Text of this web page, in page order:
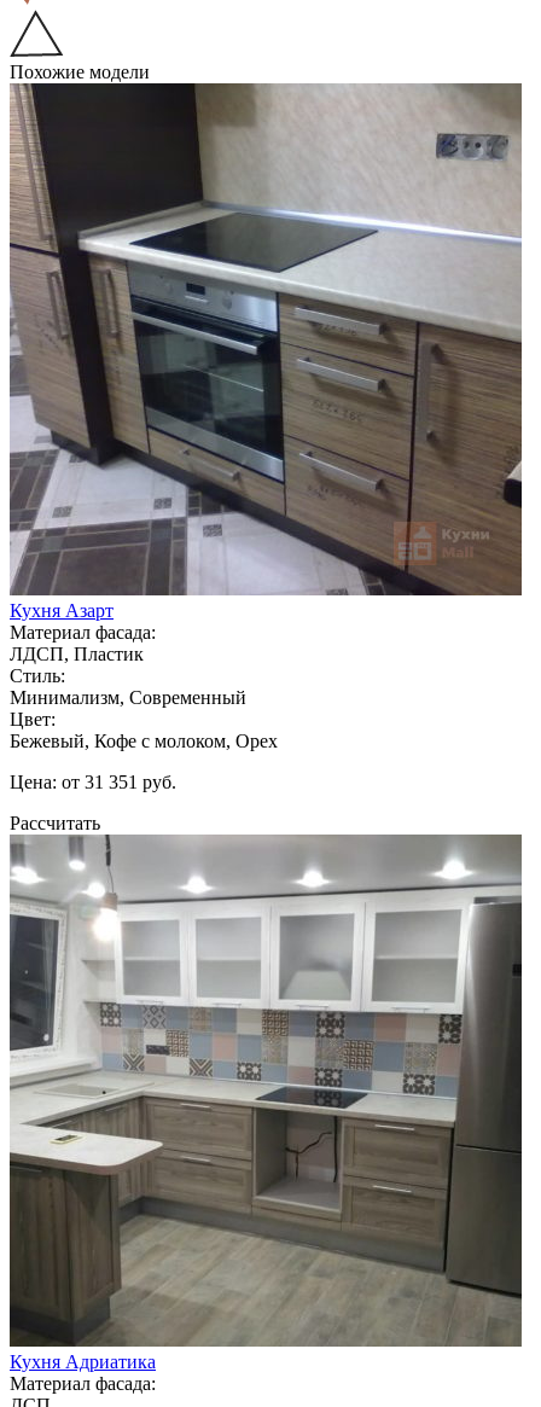
Похожие модели
Кухня Азарт
Материал фасада:
ЛДСП, Пластик
Стиль:
Минимализм, Современный
Цвет:
Бежевый, Кофе с молоком, Орех
Цена: от 31 351 руб.
Рассчитать
Кухня Адриатика
Материал фасада: